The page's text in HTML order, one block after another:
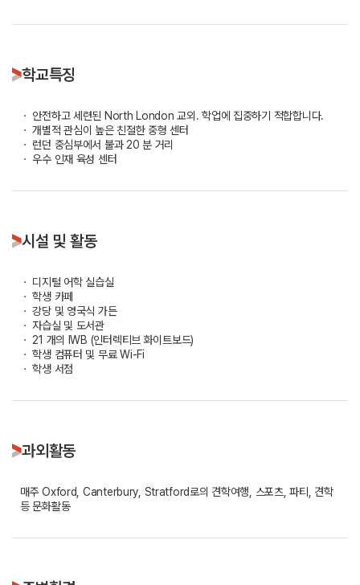
학교특징
ㆍ 안전하고 세련된 North London 교외. 학업에 집중하기 적합합니다.
ㆍ 개별적 관심이 높은 친절한 중형 센터
ㆍ 런던 중심부에서 불과 20 분 거리
ㆍ 우수 인재 육성 센터
시설 및 활동
ㆍ 디지털 어학 실습실
ㆍ 학생 카페
ㆍ 강당 및 영국식 가든
ㆍ 자습실 및 도서관
ㆍ 21 개의 IWB (인터렉티브 화이트보드)
ㆍ 학생 컴퓨터 및 무료 Wi-Fi
ㆍ 학생 서점
과외활동
매주 Oxford, Canterbury, Stratford로의 견학여행, 스포츠, 파티, 견학
등 문화활동